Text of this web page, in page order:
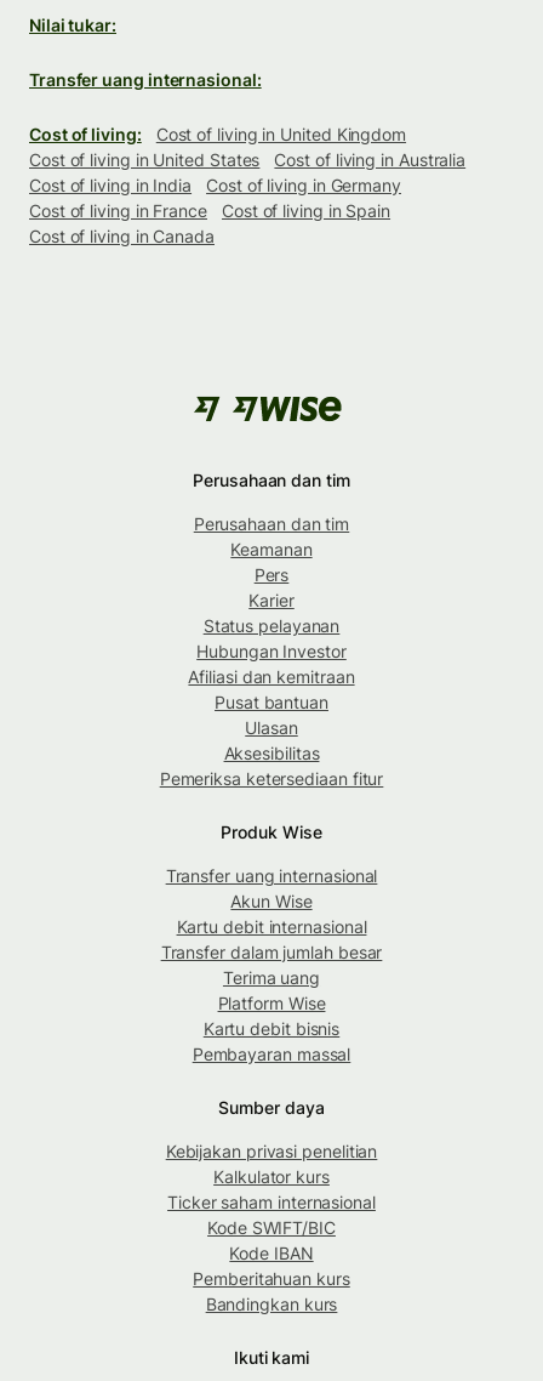
Nilai tukar:
Transfer uang internasional:
Cost of living:
Cost of living in United Kingdom
Cost of living in United States
Cost of living in Australia
Cost of living in India
Cost of living in Germany
Cost of living in France
Cost of living in Spain
Cost of living in Canada
Perusahaan dan tim
Perusahaan dan tim
Keamanan
Pers
Karier
Status pelayanan
Hubungan Investor
Afiliasi dan kemitraan
Pusat bantuan
Ulasan
Aksesibilitas
Pemeriksa ketersediaan fitur
Produk Wise
Transfer uang internasional
Akun Wise
Kartu debit internasional
Transfer dalam jumlah besar
Terima uang
Platform Wise
Kartu debit bisnis
Pembayaran massal
Sumber daya
Kebijakan privasi penelitian
Kalkulator kurs
Ticker saham internasional
Kode SWIFT/BIC
Kode IBAN
Pemberitahuan kurs
Bandingkan kurs
Ikuti kami